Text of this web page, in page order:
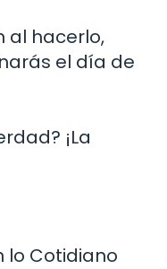
al hacerlo,
el día de
¡La
lo Cotidiano